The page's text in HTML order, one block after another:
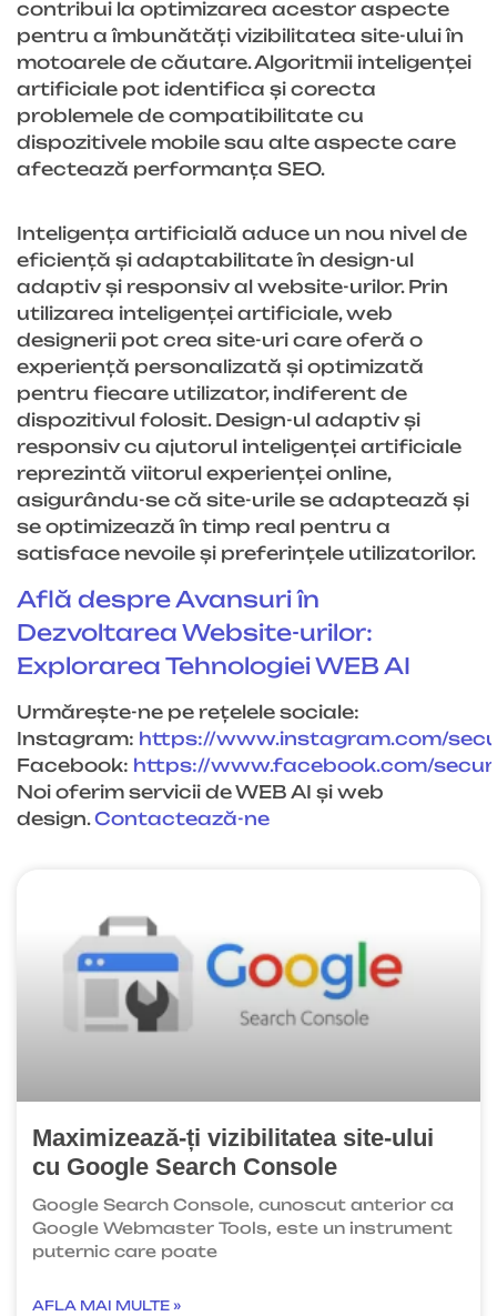
contribui la optimizarea acestor aspecte
pentru a îmbunătăți vizibilitatea site-ului în
motoarele de căutare. Algoritmii inteligenței
artificiale pot identifica și corecta
problemele de compatibilitate cu
dispozitivele mobile sau alte aspecte care
afectează performanța SEO.
Inteligența artificială aduce un nou nivel de
eficiență și adaptabilitate în design-ul
adaptiv și responsiv al website-urilor. Prin
utilizarea inteligenței artificiale, web
designerii pot crea site-uri care oferă o
experiență personalizată și optimizată
pentru fiecare utilizator, indiferent de
dispozitivul folosit. Design-ul adaptiv și
responsiv cu ajutorul inteligenței artificiale
reprezintă viitorul experienței online,
asigurându-se că site-urile se adaptează și
se optimizează în timp real pentru a
satisface nevoile și preferințele utilizatorilor.
Află despre Avansuri în
Dezvoltarea Website-urilor:
Explorarea Tehnologiei WEB AI
Urmărește-ne pe rețelele sociale:
Instagram: https://www.instagram.com/
Facebook: https://www.facebook.com/
Noi oferim servicii de WEB AI și web
design.Contactează-ne
Maximizează-ți vizibilitatea site-ului
cu Google Search Console
Google Search Console, cunoscut anterior ca
Google Webmaster Tools, este un instrument
puternic care poate
AFLA MAI MULTE »